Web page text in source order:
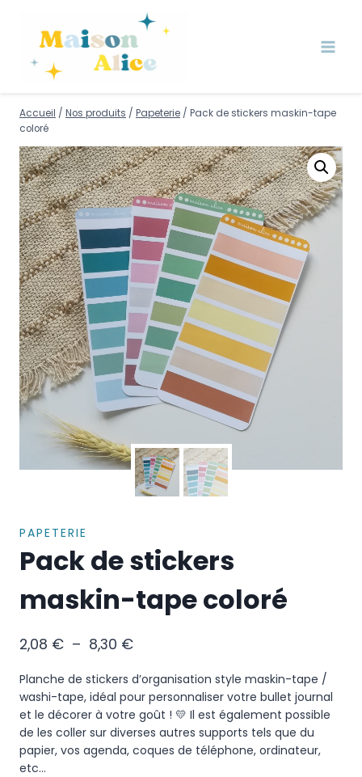
Accueil / Nos produits / Papeterie / Pack de stickers maskin-tape
coloré
PAPETERIE
Pack de stickers
maskin-tape coloré
2,08 € – 8,30 €
Planche de stickers d’organisation style maskin-tape /
washi-tape, idéal pour personnaliser votre bullet journal
et le décorer à votre goût ! 💛 Il est également possible
de les coller sur diverses autres supports tels que du
papier, vos agenda, coques de téléphone, ordinateur,
etc…